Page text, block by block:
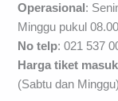
Operasional :
Minggu pukul
No telp: 021 537
Harga tiket masuk
(Sabtu dan Minggu)